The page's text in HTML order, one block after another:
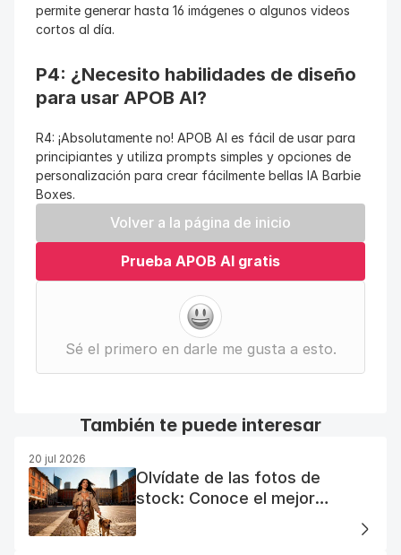
permite generar hasta 16 imágenes o algunos videos
cortos al día.
P4: ¿Necesito habilidades de diseño
para usar APOB AI?
R4: ¡Absolutamente no! APOB AI es fácil de usar para
principiantes y utiliza prompts simples y opciones de
personalización para crear fácilmente bellas IA Barbie
Boxes.
Volver a la página de inicio
Prueba APOB AI gratis
Sé el primero en darle me gusta a esto.
También te puede interesar
20 jul 2026
Olvídate de las fotos de
stock: Conoce el mejor
generador de fotos AI gratuito